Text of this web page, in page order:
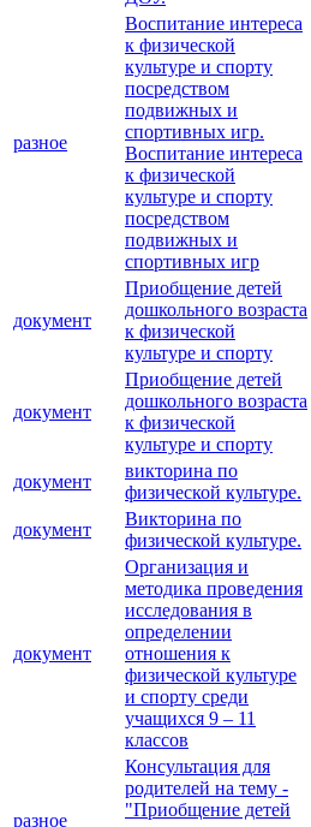
разное
Воспитание интереса
к физической
культуре и спорту
посредством
подвижных и
спортивных игр.
Воспитание интереса
к физической
культуре и спорту
посредством
подвижных и
спортивных игр
документ
Приобщение детей
дошкольного возраста
к физической
культуре и спорту
документ
Приобщение детей
дошкольного возраста
к физической
культуре и спорту
документ
викторина по
физической культуре.
документ
Викторина по
физической культуре.
документ
Организация и
методика проведения
исследования в
определении
отношения к
физической культуре
и спорту среди
учащихся 9 – 11
классов
разное
Консультация для
родителей на тему -
"Приобщение детей